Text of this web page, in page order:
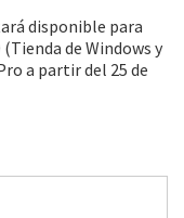
disponible para
de Windows y
a partir del 25 de